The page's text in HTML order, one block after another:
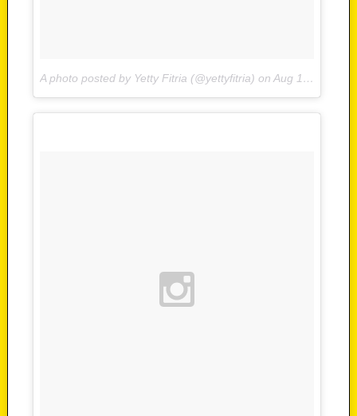
A photo posted by Yetty Fitria (@yettyfitria) on Aug 10, 2015 at 9:18pm PDT